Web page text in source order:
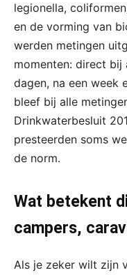
legionella,
en de vorming van
werden metingen
momenten: direct bij
dagen, na een week
bleef bij alle
Drinkwaterbesluit
presteerden soms
de norm.
Wat betekent
campers,
Als je zeker wilt zijn